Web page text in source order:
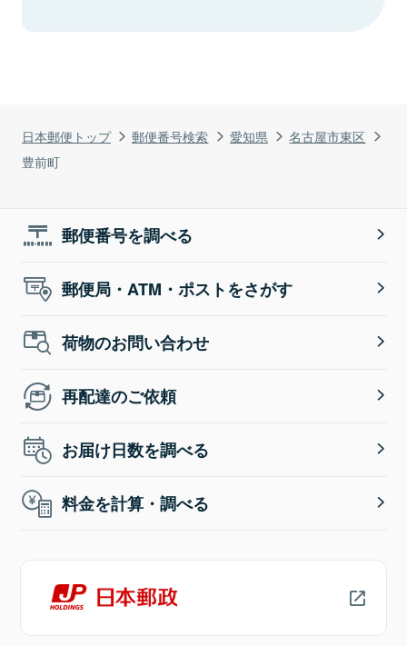
日本郵便トップ 郵便番号検索 愛知県
名古屋市東区
豊前町
郵便番号を調べる
郵便局・ATM・ポストをさがす
荷物のお問い合わせ
再配達のご依頼
お届け日数を調べる
料金を計算・調べる